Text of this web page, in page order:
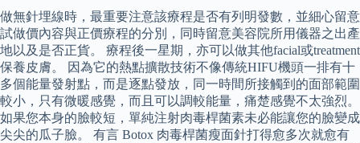
做無針埋線時，最重要注意該療程是否有列明發數，並細心留意
試做價內容與正價療程的分別，同時留意美容院所用儀器之出產
地以及是否正貨。 療程後一星期，亦可以做其他facial或treatment
保養皮膚。 因為它的熱點擴散技術不像傳統HIFU機頭一排有十
多個能量發射點，而是逐點發放，同一時間所接觸到的面部範圍
較小，只有微暖感覺，而且可以調較能量，痛楚感覺不太強烈。
如果您本身的臉較短，單純注射肉毒桿菌素未必能讓您的臉變成
尖尖的瓜子臉。 有言 Botox 肉毒桿菌瘦面針打得愈多次就愈有